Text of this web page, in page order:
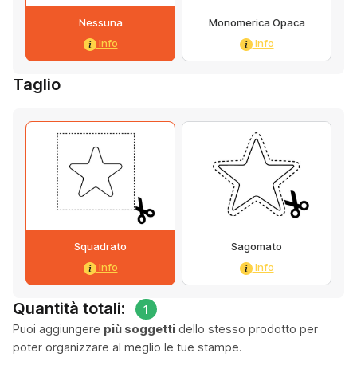
Nessuna
Info
Monomerica Opaca
Info
Taglio
Squadrato
Info
Sagomato
Info
Quantità totali: 1
Puoi aggiungere più soggetti dello stesso prodotto per
poter organizzare al meglio le tue stampe.